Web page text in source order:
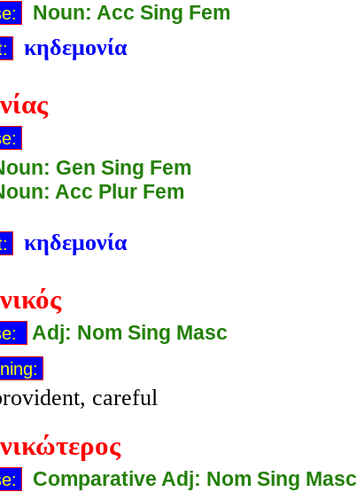
Noun: Acc Sing Fem
κηδεμονία
Gen Sing Fem
Acc Plur Fem
κηδεμονία
Adj: Nom Sing Masc
careful
Comparative Adj: Nom Sing Masc